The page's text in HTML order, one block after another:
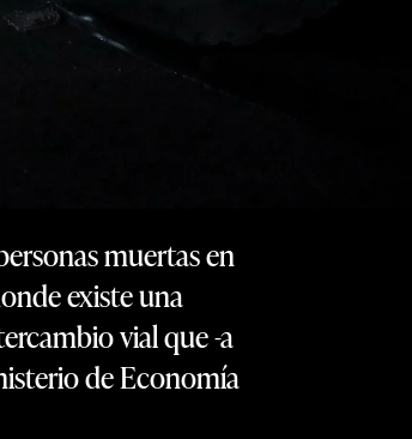
muertas en
existe una
vial que -a
de Economía